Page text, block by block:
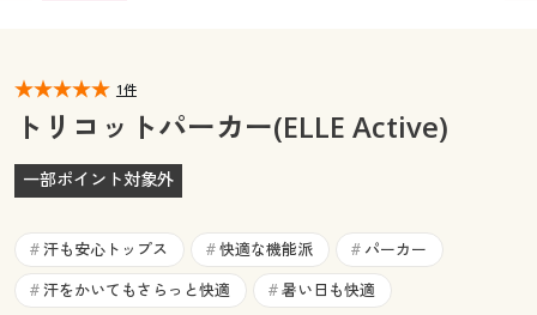
マイページ
閲覧履歴
お気に入り
サポート
閲覧履歴
ご利用ガイド
1件
トリコットパーカー(ELLE Active)
一部ポイント対象外
# 汗も安心トップス # 快適な機能派 # パーカー
# 汗をかいてもさらっと快適 # 暑い日も快適